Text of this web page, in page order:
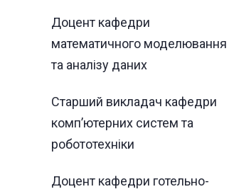
Доцент кафедри
математичного моделювання
та аналізу даних
Старший викладач кафедри
комп’ютерних систем та
робототехніки
Доцент кафедри готельно-